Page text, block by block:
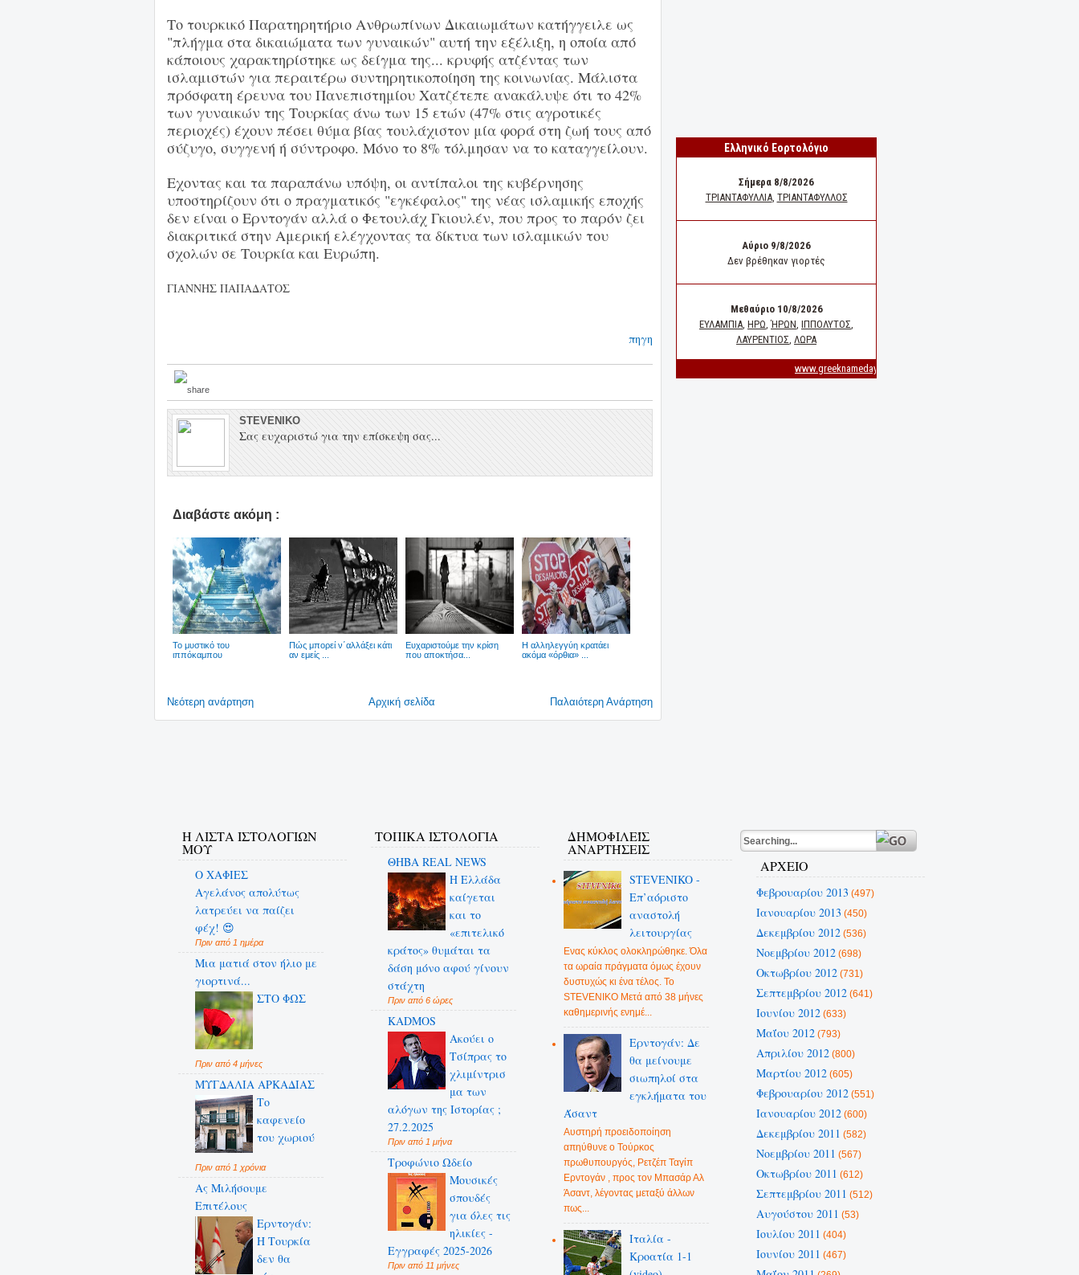
Το τουρκικό Παρατηρητήριο Ανθρωπίνων Δικαιωμάτων κατήγγειλε ως
"πλήγμα στα δικαιώματα των γυναικών" αυτή την εξέλιξη, η οποία από
κάποιους χαρακτηρίστηκε ως δείγμα της... κρυφής ατζέντας των
ισλαμιστών για περαιτέρω συντηρητικοποίηση της κοινωνίας. Μάλιστα
πρόσφατη έρευνα του Πανεπιστημίου Χατζέτεπε ανακάλυψε ότι το 42%
των γυναικών της Τουρκίας άνω των 15 ετών (47% στις αγροτικές
περιοχές) έχουν πέσει θύμα βίας τουλάχιστον μία φορά στη ζωή τους από
σύζυγο, συγγενή ή σύντροφο. Μόνο το 8% τόλμησαν να το καταγγείλουν.
Εχοντας και τα παραπάνω υπόψη, οι αντίπαλοι της κυβέρνησης
υποστηρίζουν ότι ο πραγματικός "εγκέφαλος" της νέας ισλαμικής εποχής
δεν είναι ο Ερντογάν αλλά ο Φετουλάχ Γκιουλέν, που προς το παρόν ζει
διακριτικά στην Αμερική ελέγχοντας τα δίκτυα των ισλαμικών του
σχολών σε Τουρκία και Ευρώπη.
ΓΙΑΝΝΗΣ ΠΑΠΑΔΑΤΟΣ
πηγη
STEVENIKO
Σας ευχαριστώ για την επίσκεψη σας...
Διαβάστε ακόμη :
Το μυστικό του
ιππόκαμπου
Πώς μπορεί ν΄αλλάξει κάτι
αν εμείς ...
Ευχαριστούμε την κρίση
που αποκτήσα...
Η αλληλεγγύη κρατάει
ακόμα «όρθια» ...
Νεότερη ανάρτηση Παλαιότερη Ανάρτηση
Αρχική σελίδα
Η ΛΙΣΤΑ ΙΣΤΟΛΟΓΙΩΝ
ΜΟΥ
Ο ΧΑΦΙΕΣ
Αγελάνος απολύτως
λατρεύει να παίζει
φέχ! 😍
Πριν από 1 ημέρα
Μια ματιά στον ήλιο με
γιορτινά...
ΣΤΟ ΦΩΣ
Πριν από 4 μήνες
ΜΥΓΔΑΛΙΑ ΑΡΚΑΔΙΑΣ
Το
καφενείο
του χωριού
Πριν από 1 χρόνια
Ας Μιλήσουμε
Επιτέλους
Ερντογάν:
Η Τουρκία
δεν θα
ΤΟΠΙΚΑ ΙΣΤΟΛΟΓΙΑ
ΘΗΒΑ REAL NEWS
Η Ελλάδα
καίγεται
και το
«επιτελικό
κράτος» θυμάται τα
δάση μόνο αφού γίνουν
στάχτη
Πριν από 6 ώρες
KADMOS
Ακούει ο
Τσίπρας το
χλιμίντρισ
μα των
αλόγων της Ιστορίας ;
27.2.2025
Πριν από 1 μήνα
Τροφώνιο Ωδείο
Mουσικές
σπουδές
για όλες τις
ηλικίες -
Εγγραφές 2025-2026
Πριν από 11 μήνες
ΔΗΜΟΦΙΛΕΊΣ
ΑΝΑΡΤΉΣΕΙΣ
STEVENIKO -
Επ’αόριστο
αναστολή
λειτουργίας
Ενας κύκλος ολοκληρώθηκε. Όλα
τα ωραία πράγματα όμως έχουν
δυστυχώς κι ένα τέλος. Το
STEVENIKO Μετά από 38 μήνες
καθημερινής ενημέ...
Ερντογάν: Δε
θα μείνουμε
σιωπηλοί στα
εγκλήματα του
Άσαντ
Αυστηρή προειδοποίηση
απηύθυνε ο Τούρκος
πρωθυπουργός, Ρετζέπ Ταγίπ
Ερντογάν , προς τον Μπασάρ Αλ
Άσαντ, λέγοντας μεταξύ άλλων
πως...
Ιταλία -
Κροατία 1-1
ΑΡΧΕΙΟ
Φεβρουαρίου 2013 (497)
Ιανουαρίου 2013 (450)
Δεκεμβρίου 2012(536)
Νοεμβρίου 2012(698)
Οκτωβρίου 2012(731)
Σεπτεμβρίου 2012(641)
Ιουνίου 2012(633)
Μαΐου 2012(793)
Απριλίου 2012(800)
Μαρτίου 2012(605)
Φεβρουαρίου 2012(551)
Ιανουαρίου 2012(600)
Δεκεμβρίου 2011 (582)
Νοεμβρίου 2011 (567)
Οκτωβρίου 2011 (612)
Σεπτεμβρίου 2011 (512)
Αυγούστου 2011 (53)
Ιουλίου 2011 (404)
Ιουνίου 2011 (467)